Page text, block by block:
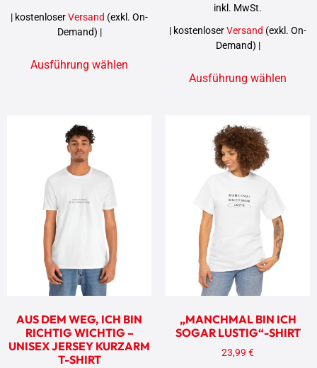
| kostenloserVersand (exkl. On-
Demand) |
Ausführung wählen
inkl. MwSt.
| kostenloserVersand (exkl. On-
Demand) |
Ausführung wählen
AUS DEM WEG, ICH BIN
RICHTIG WICHTIG –
UNISEX JERSEY KURZARM
T-SHIRT
„MANCHMAL BIN ICH
SOGAR LUSTIG“-SHIRT
23,99 €